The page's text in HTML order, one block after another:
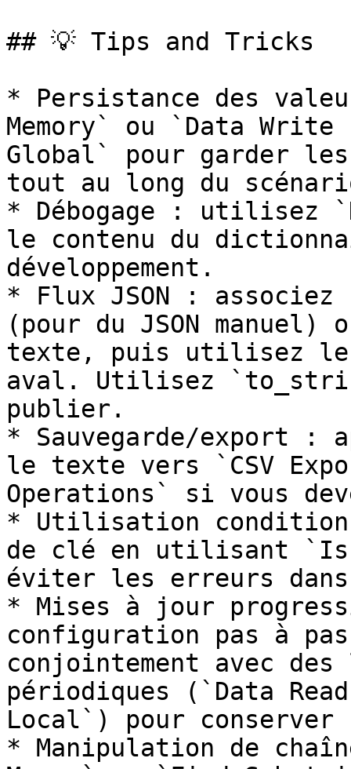
## 💡 Tips and Tricks
* Persistance des
Memory` ou `Data
Global` pour garder
tout au long du
* Débogage : utilisez
le contenu du
développement.
* Flux JSON :
(pour du JSON
texte, puis utilisez le
aval. Utilisez
publier.
* Sauvegarde/export :
le texte vers `CSV
Operations` si vous
* Utilisation
de clé en utilisant `Is
éviter les erreurs
* Mises à jour
configuration pas à
conjointement avec
périodiques (`Data
Local`) pour
* Manipulation de